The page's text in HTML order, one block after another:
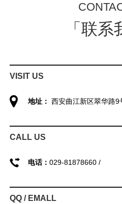
「联系
VISIT US
地址： 西安曲江新区翠华路9
CALL US
电话： 029-81878660 /
QQ / EMALL